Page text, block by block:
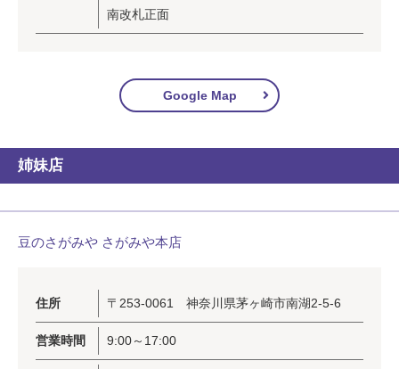
南改札正面
Google Map
姉妹店
豆のさがみや さがみや本店
住所 〒253-0061 神奈川県茅ヶ崎市南湖2-5-6
営業時間 9:00～17:00